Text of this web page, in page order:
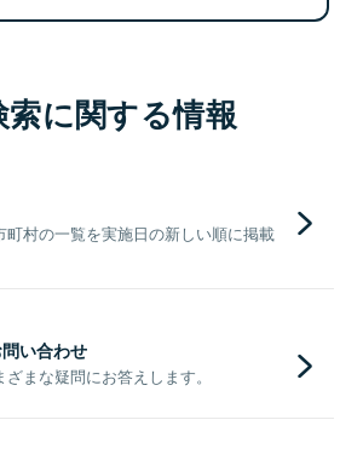
に関する情報
村の一覧を実施日の新しい順に掲載
い合わせ
まな疑問にお答えします。